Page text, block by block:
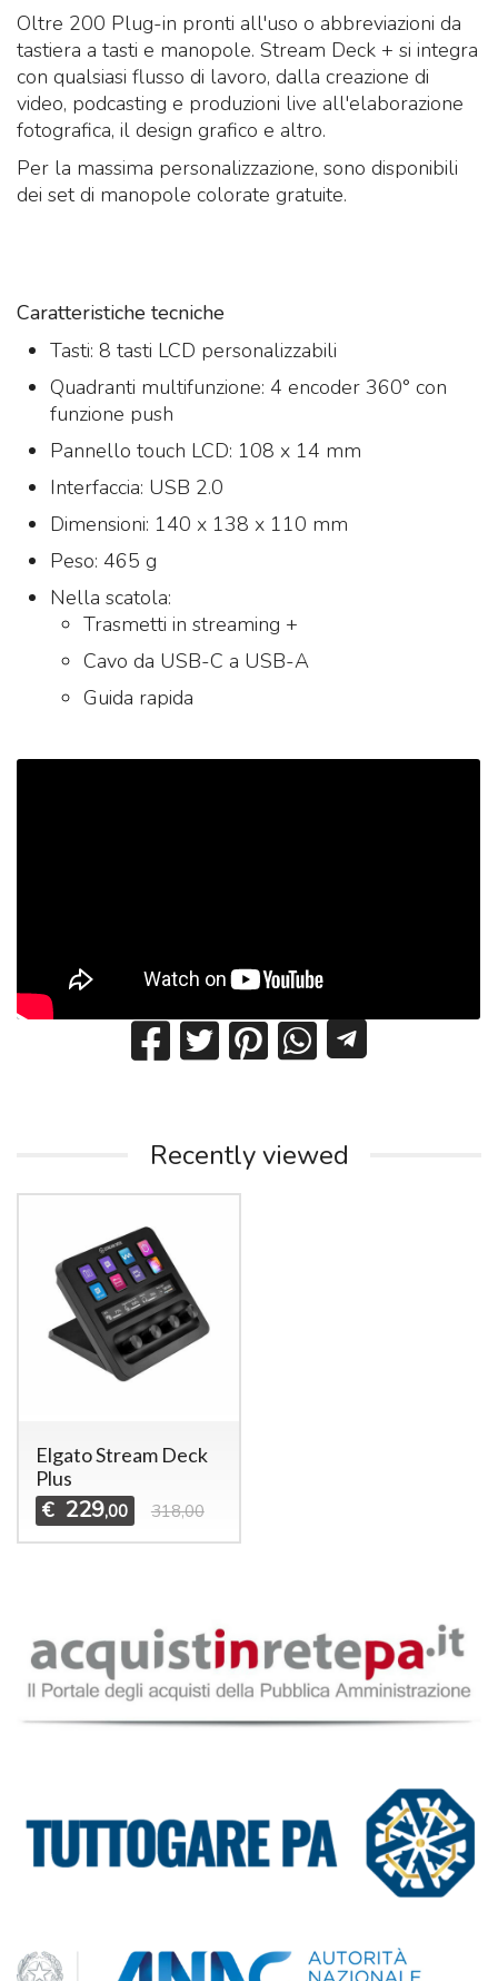
Oltre 200 Plug-in pronti all'uso o abbreviazioni da
tastiera a tasti e manopole. Stream Deck + si integra
con qualsiasi flusso di lavoro, dalla creazione di
video, podcasting e produzioni live all'elaborazione
fotografica, il design grafico e altro.
Per la massima personalizzazione, sono disponibili
dei set di manopole colorate gratuite.
Caratteristiche tecniche
Tasti: 8 tasti LCD personalizzabili
Quadranti multifunzione: 4 encoder 360° con
funzione push
Pannello touch LCD: 108 x 14 mm
Interfaccia: USB 2.0
Dimensioni: 140 x 138 x 110 mm
Peso: 465 g
Nella scatola:
Trasmetti in streaming +
Cavo da USB-C a USB-A
Guida rapida
Recently viewed
Elgato Stream Deck
Plus
€ 229,00 318,00